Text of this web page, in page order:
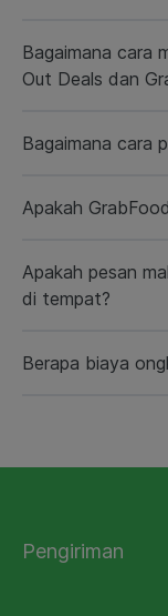
Bagaimana cara
Out Deals dan
Bagaimana cara
Apakah
Apakah pesan
di tempat?
Berapa biaya
Pengiriman